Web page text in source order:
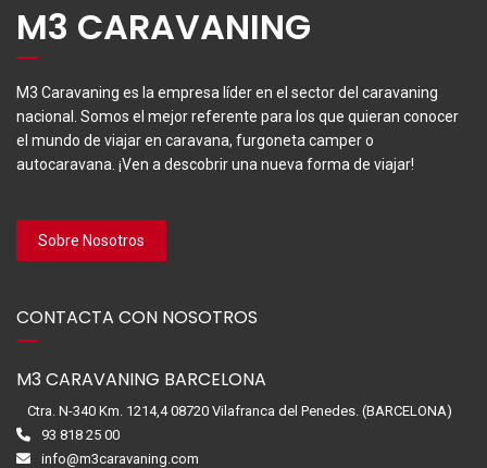
M3 CARAVANING
M3 Caravaning es la empresa líder en el sector del caravaning
nacional. Somos el mejor referente para los que quieran conocer
el mundo de viajar en caravana, furgoneta camper o
autocaravana. ¡Ven a descobrir una nueva forma de viajar!
Sobre Nosotros
CONTACTA CON NOSOTROS
M3 CARAVANING BARCELONA
Ctra. N-340 Km. 1214,4 08720 Vilafranca del Penedes. (BARCELONA)
93 818 25 00
info@m3caravaning.com